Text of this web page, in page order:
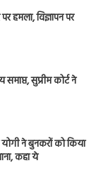
हमला, विज्ञापन पर
सुप्रीम कोर्ट ने
योगी ने बुनकरों को किया
कहा ये